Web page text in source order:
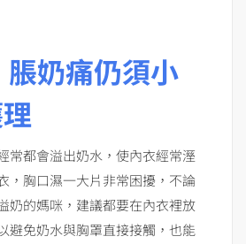
奶痛仍須小
常都會溢出奶水，使內衣經常溼
，胸口濕一大片非常困擾，不論
奶的媽咪，建議都要在內衣裡放
避免奶水與胸罩直接接觸，也能